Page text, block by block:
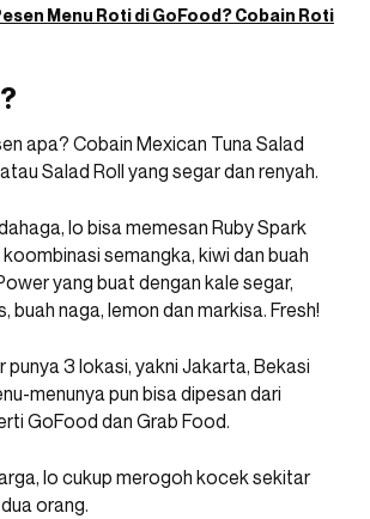
Menu Roti di GoFood? Cobain Roti
apa? Cobain Mexican Tuna Salad
Salad Roll yang segar dan renyah.
lo bisa memesan Ruby Spark
semangka, kiwi dan buah
yang buat dengan kale segar,
buah naga, lemon dan markisa. Fresh!
punya 3 lokasi, yakni Jakarta, Bekasi
menunya pun bisa dipesan dari
GoFood dan Grab Food.
lo cukup merogoh kocek sekitar
orang.